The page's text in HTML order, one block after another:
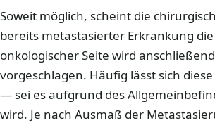
Soweit möglich, scheint die
bereits metastasierter Erkrankung
onkologischer Seite wird
vorgeschlagen. Häufig lässt sich
— sei es aufgrund des
wird. Je nach Ausmaß der